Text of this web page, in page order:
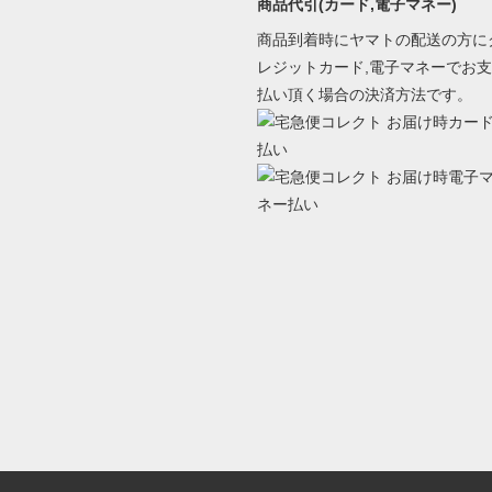
商品代引(カード,電子マネー)
商品到着時にヤマトの配送の方に
レジットカード,電子マネーでお支
払い頂く場合の決済方法です。